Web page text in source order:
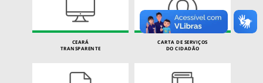
CEARÁ
TRANSPARENTE
CARTA DE SERVIÇOS
DO CIDADÃO